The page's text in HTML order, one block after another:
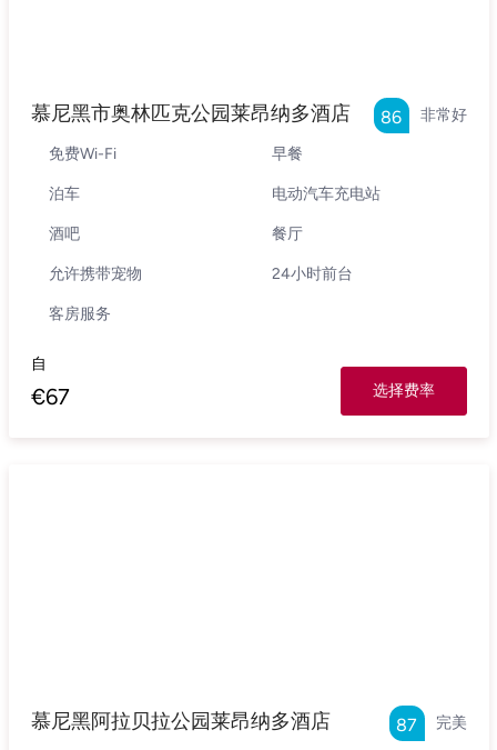
慕尼黑市奥林匹克公园莱昂纳多酒店 非常好
86
免费Wi-Fi 早餐
泊车 电动汽车充电站
酒吧 餐厅
允许携带宠物 24小时前台
客房服务
自
€67 选择费率
慕尼黑阿拉贝拉公园莱昂纳多酒店 完美
87